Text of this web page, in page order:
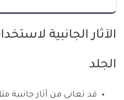
الآثار الجانبية
الجلد
قد تعاني من آثار جانبية